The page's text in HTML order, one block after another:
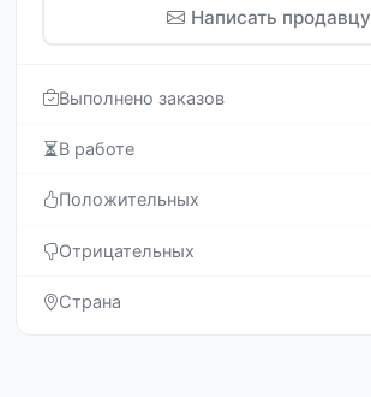
Написать продавцу
Выполнено заказов
В работе
Положительных
Отрицательных
Страна